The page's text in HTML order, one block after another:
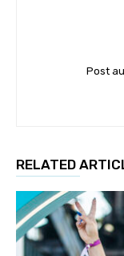
Post
RELATED